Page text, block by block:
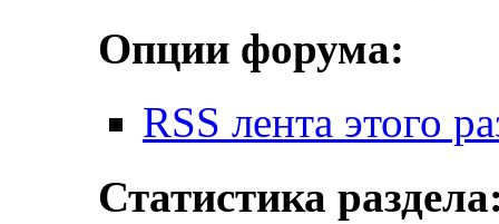
Опции форума:
RSS лента этого
Статистика